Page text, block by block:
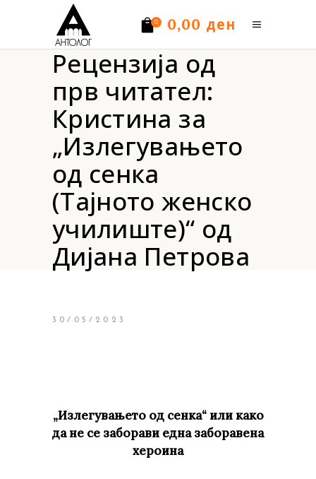
0 0,00 ден
Нема производи.
Рецензија од
прв читател:
Кристина за
„Излегувањето
од сенка
(Тајното женско
училиште)“ од
Дијана Петрова
30/05/2023
„Излегувањето од сенка“ или како
да не се заборави една заборавена
хероина